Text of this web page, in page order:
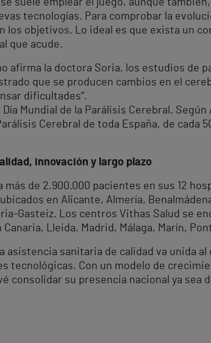
suele emplear el juego, aunque
tecnologías. Para comprobar la
los objetivos. Lo ideal es que exista un
que acude.
afirma la doctora Soria, los estudios de
que se producen cambios en el
dificultades”.
Mundial de la Parálisis Cerebral.
Cerebral de toda España, de cada
innovación y largo plazo
de 2.900.000 pacientes en sus 12
en Alicante, Almería,
Gasteiz. Los centros Vithas Salud se
Canaria, Lleida, Madrid, Málaga, Marín,
asistencia sanitaria de calidad va unida
tecnológicas. Con un modelo de
consolidar su presencia nacional ya sea